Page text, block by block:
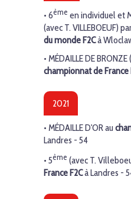
• 6ème en individuel et
(avec T. VILLEBOEUF)
du monde F2Cà
• MÉDAILLE DE BRONZE
championnat de France
2021
• MÉDAILLE D'ORau
Landres - 54
• 5ème (avec T.
France F2Cà Landres -